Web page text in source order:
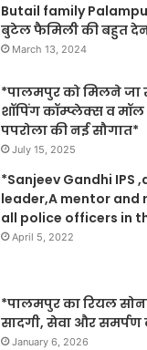
Butail family
बुटेल फैमिली की बहुत
March 13, 2024
*पालमपुर को मिलने जा
शॉपिंग कॉम्प्लेक्स व
पपरोला की नई सौगात*
July 15, 2025
*Sanjeev Gandhi IPS
leader,A mentor
all police officers in
April 5, 2022
*पालमपुर का रियल
सादगी, सेवा और समर्पण
January 6, 2026